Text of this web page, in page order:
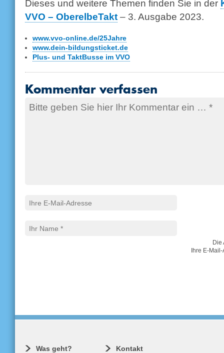
Dieses und weitere Themen finden Sie in der
VVO – OberelbeTakt – 3. Ausgabe 2023.
www.vvo-online.de/25Jahre
www.dein-bildungsticket.de
Plus- und TaktBusse im VVO
Kommentar verfassen
Die
Ihre E-
Was geht? Kontakt